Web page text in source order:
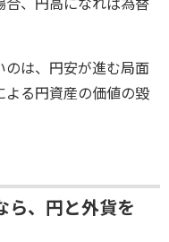
のは、円安が進む局面
る円資産の価値の毀
ら、円と外貨を